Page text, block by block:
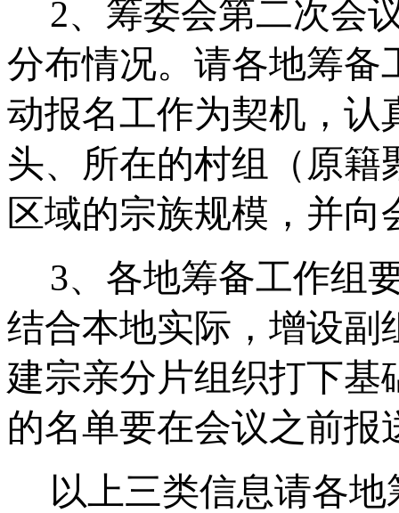
2、筹委会第二次会
分布情况。请各地筹备
动报名工作为契机，认
头、所在的村组（原籍
区域的宗族规模，并向
3、各地筹备工作组
结合本地实际，增设副
建宗亲分片组织打下基
的名单要在会议之前报
以上三类信息请各